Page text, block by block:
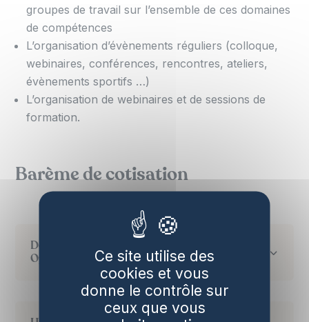
groupes de travail sur l’ensemble de ces domaines
de compétences
L’organisation d’évènements réguliers (colloque,
webinaires, conférences, rencontres, ateliers,
évènements sportifs …)
L’organisation de webinaires et de sessions de
formation.
Barème de cotisation
Développeur - Producteur - Agrégateur -
Opérateur - Constructeurs - SEM
Ce site utilise des
cookies et vous
donne le contrôle sur
ceux que vous